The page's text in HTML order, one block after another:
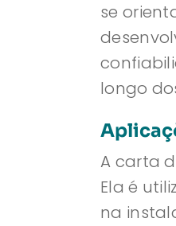
se
longo
A carta
Ela é
na